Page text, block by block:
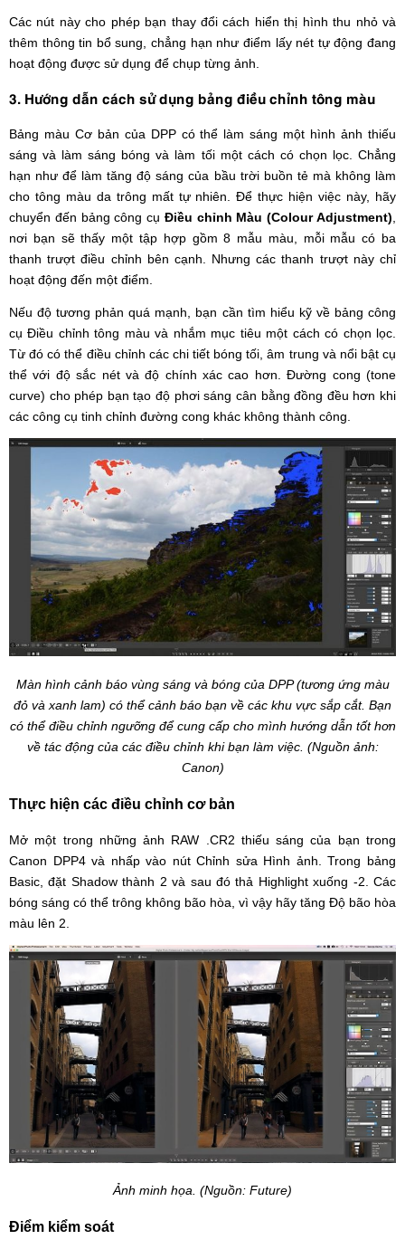
Các nút này cho phép bạn thay đổi cách hiển thị hình thu nhỏ và
thêm thông tin bổ sung, chẳng hạn như điểm lấy nét tự động đang
hoạt động được sử dụng để chụp từng ảnh.
3. Hướng dẫn cách sử dụng bảng điều chỉnh tông màu
Bảng màu Cơ bản của DPP có thể làm sáng một hình ảnh thiếu
sáng và làm sáng bóng và làm tối một cách có chọn lọc. Chẳng
hạn như để làm tăng độ sáng của bầu trời buồn tẻ mà không làm
cho tông màu da trông mất tự nhiên. Để thực hiện việc này, hãy
chuyển đến bảng công cụ Điều chỉnh Màu (Colour Adjustment)
nơi bạn sẽ thấy một tập hợp gồm 8 mẫu màu, mỗi mẫu có ba
thanh trượt điều chỉnh bên cạnh. Nhưng các thanh trượt này chỉ
hoạt động đến một điểm.
Nếu độ tương phản quá mạnh, bạn cần tìm hiểu kỹ về bảng công
cụ Điều chỉnh tông màu và nhắm mục tiêu một cách có chọn lọc.
Từ đó có thể điều chỉnh các chi tiết bóng tối, âm trung và nổi bật cụ
thể với độ sắc nét và độ chính xác cao hơn. Đường cong (tone
curve) cho phép bạn tạo độ phơi sáng cân bằng đồng đều hơn khi
các công cụ tinh chỉnh đường cong khác không thành công.
Màn hình cảnh báo vùng sáng và bóng của DPP (tương ứng màu
đỏ và xanh lam) có thể cảnh báo bạn về các khu vực sắp cắt. Bạn
có thể điều chỉnh ngưỡng để cung cấp cho mình hướng dẫn tốt hơn
về tác động của các điều chỉnh khi bạn làm việc. (Nguồn ảnh:
Canon)
Thực hiện các điều chỉnh cơ bản
Mở một trong những ảnh RAW .CR2 thiếu sáng của bạn trong
Canon DPP4 và nhấp vào nút Chỉnh sửa Hình ảnh. Trong bảng
Basic, đặt Shadow thành 2 và sau đó thả Highlight xuống -2. Các
bóng sáng có thể trông không bão hòa, vì vậy hãy tăng Độ bão hòa
màu lên 2.
Ảnh minh họa. (Nguồn: Future)
Điểm kiểm soát